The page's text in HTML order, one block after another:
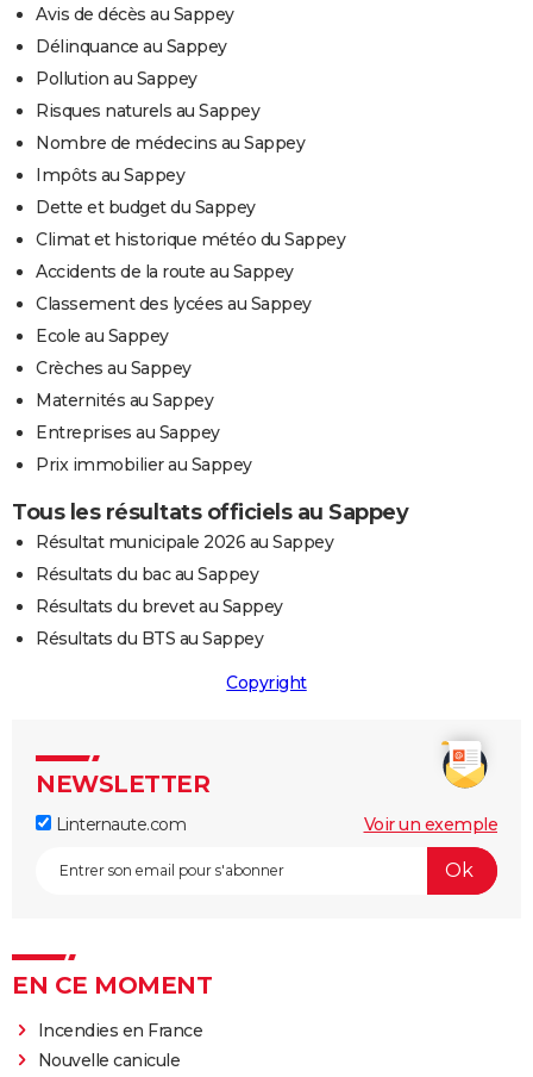
Avis de décès au Sappey
Délinquance au Sappey
Pollution au Sappey
Risques naturels au Sappey
Nombre de médecins au Sappey
Impôts au Sappey
Dette et budget du Sappey
Climat et historique météo du Sappey
Accidents de la route au Sappey
Classement des lycées au Sappey
Ecole au Sappey
Crèches au Sappey
Maternités au Sappey
Entreprises au Sappey
Prix immobilier au Sappey
Tous les résultats officiels au Sappey
Résultat municipale 2026 au Sappey
Résultats du bac au Sappey
Résultats du brevet au Sappey
Résultats du BTS au Sappey
Copyright
NEWSLETTER
Linternaute.com Voir un exemple
EN CE MOMENT
Incendies en France
Nouvelle canicule